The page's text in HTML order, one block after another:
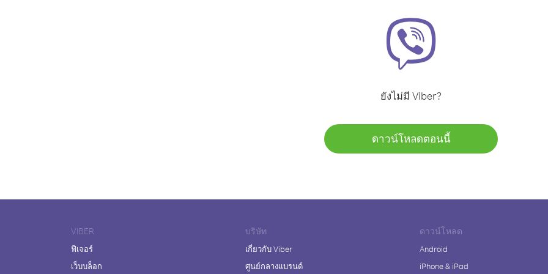
ยังไม่มี Viber?
ดาวน์โหลดตอนนี้
VIBER
ฟีเจอร์
เว็บบล็อก
บริษัท
เกี่ยวกับ Viber
ศูนย์กลางแบรนด์
ดาวน์โหลด
Android
iPhone & iPad